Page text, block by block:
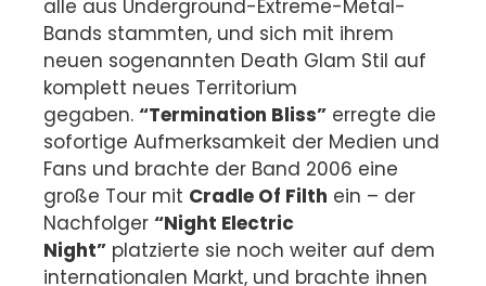
alle aus Underground-Extreme-Metal-
Bands stammten, und sich mit ihrem
neuen sogenannten Death Glam Stil auf
komplett neues Territorium
gegaben. “Termination Bliss” erregte die
sofortige Aufmerksamkeit der Medien und
Fans und brachte der Band 2006 eine
große Tour mit Cradle Of Filth ein – der
Nachfolger “Night Electric
Night” platzierte sie noch weiter auf dem
internationalen Markt, und brachte ihnen